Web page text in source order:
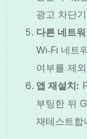
광고 차단
다른 네트
Wi‑Fi 네트
여부를 제
앱 재설치:
부팅한 뒤
재테스트합